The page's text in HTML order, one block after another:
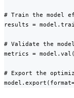
# Train the model
results =
# Validate the
metrics =
# Export the